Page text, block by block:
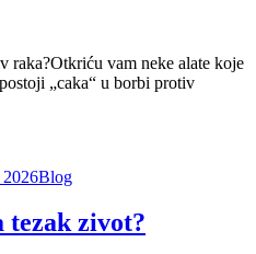
raka?Otkriću vam neke alate koje
„caka“ u borbi protiv
Blog
zivot?